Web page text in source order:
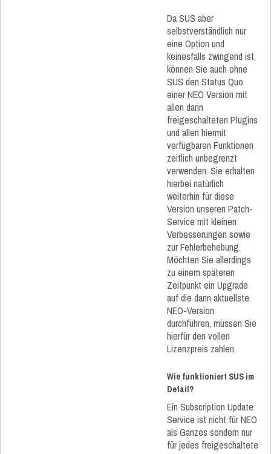
Da SUS aber
selbstverständlich nur
eine Option und
keinesfalls zwingend ist,
können Sie auch ohne
SUS den Status Quo
einer NEO Version mit
allen darin
freigeschalteten Plugins
und allen hiermit
verfügbaren Funktionen
zeitlich unbegrenzt
verwenden. Sie erhalten
hierbei natürlich
weiterhin für diese
Version unseren Patch-
Service mit kleinen
Verbesserungen sowie
zur Fehlerbehebung.
Möchten Sie allerdings
zu einem späteren
Zeitpunkt ein Upgrade
auf die dann aktuellste
NEO-Version
durchführen, müssen Sie
hierfür den vollen
Lizenzpreis zahlen.
Wie funktioniert SUS im
Detail?
Ein Subscription Update
Service ist nicht für NEO
als Ganzes sondern nur
für jedes freigeschaltete